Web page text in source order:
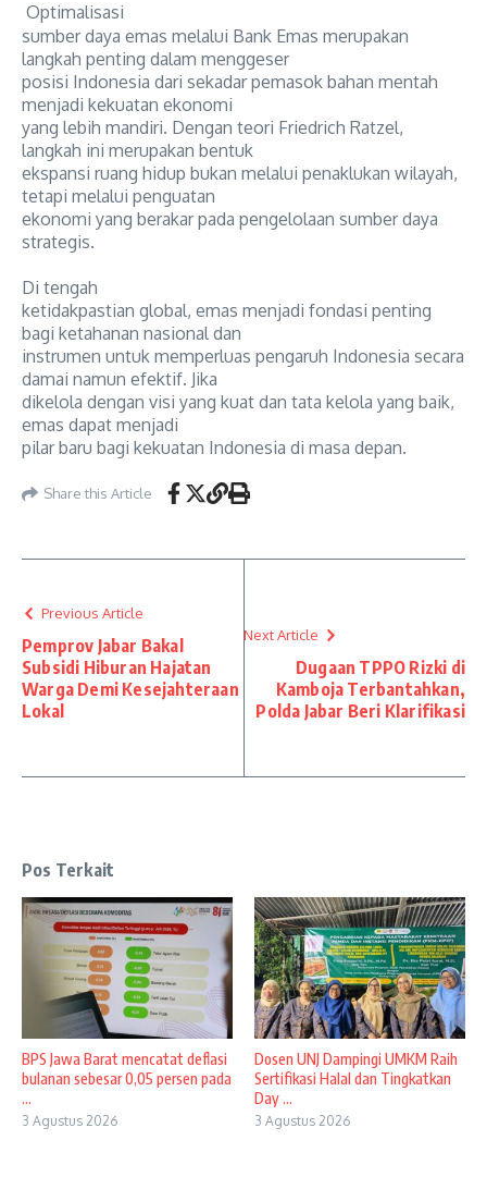
Optimalisasi
sumber daya emas melalui Bank Emas merupakan
langkah penting dalam menggeser
posisi Indonesia dari sekadar pemasok bahan mentah
menjadi kekuatan ekonomi
yang lebih mandiri. Dengan teori Friedrich Ratzel,
langkah ini merupakan bentuk
ekspansi ruang hidup bukan melalui penaklukan wilayah,
tetapi melalui penguatan
ekonomi yang berakar pada pengelolaan sumber daya
strategis.
Di tengah
ketidakpastian global, emas menjadi fondasi penting
bagi ketahanan nasional dan
instrumen untuk memperluas pengaruh Indonesia secara
damai namun efektif. Jika
dikelola dengan visi yang kuat dan tata kelola yang baik,
emas dapat menjadi
pilar baru bagi kekuatan Indonesia di masa depan.
Share this Article
Previous Article
Pemprov Jabar Bakal
Subsidi Hiburan Hajatan
Warga Demi Kesejahteraan
Lokal
Next Article
Dugaan TPPO Rizki di
Kamboja Terbantahkan,
Polda Jabar Beri Klarifikasi
Pos Terkait
BPS Jawa Barat mencatat deflasi
bulanan sebesar 0,05 persen pada
...
3 Agustus 2026
Dosen UNJ Dampingi UMKM Raih
Sertifikasi Halal dan Tingkatkan
Day ...
3 Agustus 2026